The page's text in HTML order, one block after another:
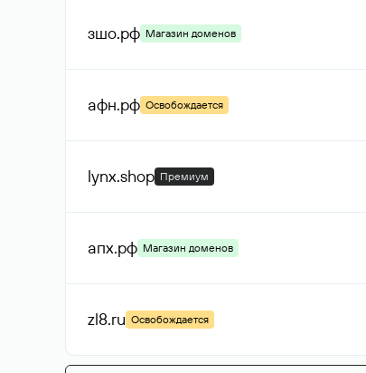
зшо.рф Магазин доменов
афн.рф Освобождается
lynx.shop Премиум
апх.рф Магазин доменов
zl8.ru Освобождается